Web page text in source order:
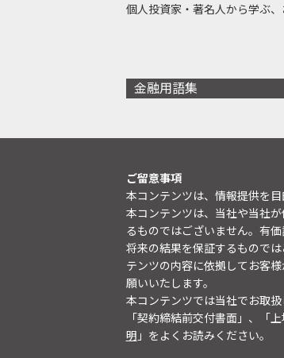
個人投資家・著名人から学ぶ
金融用語集
ご留意事項
本コンテンツは、情報提供を目
本コンテンツは、当社や当社
るものではございません。有
将来の結果を保証するもので
テンツの内容に依拠してお客
願いいたします。
本コンテンツでは当社でお取
「契約締結前交付書面」、「
明 」をよくお読みください。